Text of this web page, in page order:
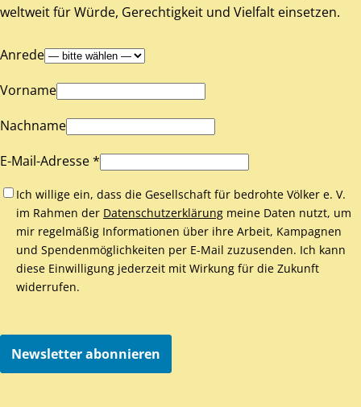
weltweit für Würde, Gerechtigkeit und Vielfalt einsetzen.
Anrede
Vorname
Nachname
E-Mail-Adresse *
Ich willige ein, dass die Gesellschaft für bedrohte Völker e. V.
im Rahmen der Datenschutzerklärung meine Daten nutzt, um
mir regelmäßig Informationen über ihre Arbeit, Kampagnen
und Spendenmöglichkeiten per E-Mail zuzusenden. Ich kann
diese Einwilligung jederzeit mit Wirkung für die Zukunft
widerrufen.
Newsletter abonnieren